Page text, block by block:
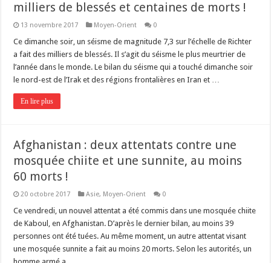
milliers de blessés et centaines de morts !
13 novembre 2017 Moyen-Orient 0
Ce dimanche soir, un séisme de magnitude 7,3 sur l’échelle de Richter
a fait des milliers de blessés. Il s’agit du séisme le plus meurtrier de
l’année dans le monde. Le bilan du séisme qui a touché dimanche soir
le nord-est de l’Irak et des régions frontalières en Iran et …
En lire plus
Afghanistan : deux attentats contre une
mosquée chiite et une sunnite, au moins
60 morts !
20 octobre 2017 Asie, Moyen-Orient 0
Ce vendredi, un nouvel attentat a été commis dans une mosquée chiite
de Kaboul, en Afghanistan. D’après le dernier bilan, au moins 39
personnes ont été tuées. Au même moment, un autre attentat visant
une mosquée sunnite a fait au moins 20 morts. Selon les autorités, un